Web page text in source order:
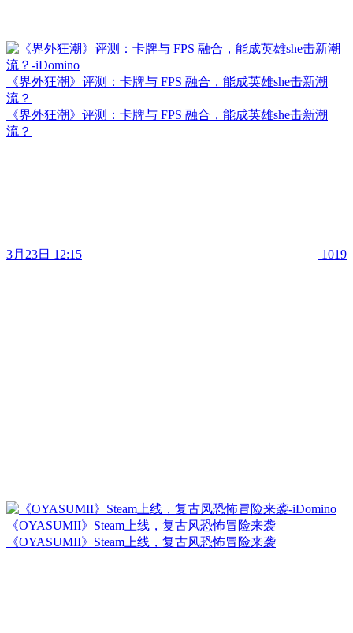
《界外狂潮》评测：卡牌与 FPS 融合，能成英雄she击新潮
流？
《界外狂潮》评测：卡牌与 FPS 融合，能成英雄she击新潮
流？
3月23日 12:15 1019
《OYASUMII》Steam上线，复古风恐怖冒险来袭
《OYASUMII》Steam上线，复古风恐怖冒险来袭